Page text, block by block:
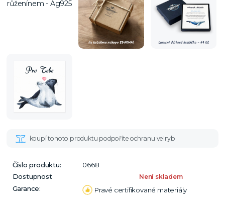
Číslo produktu:
0668
Dostupnost
Není skladem
Garance: Pravé certifikované materiály